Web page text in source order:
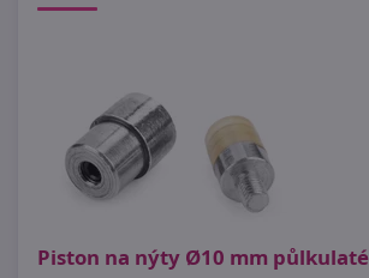
Piston na nýty Ø10 mm půlkulaté